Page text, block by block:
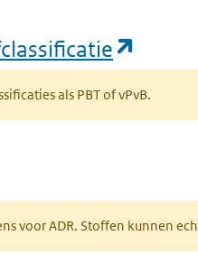
als PBT of vPvB.
voor ADR. Stoffen kunnen